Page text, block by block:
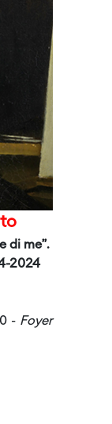
di me”.
2024
-Foyer